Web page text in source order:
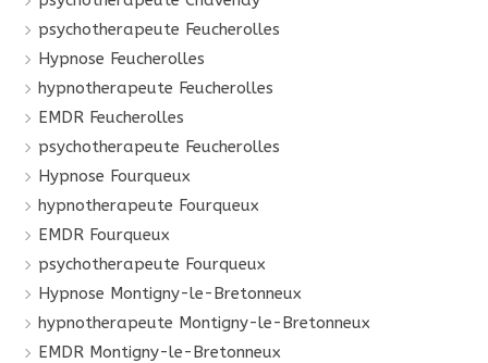
psychotherapeute Feucherolles
Hypnose Feucherolles
hypnotherapeute Feucherolles
EMDR Feucherolles
psychotherapeute Feucherolles
Hypnose Fourqueux
hypnotherapeute Fourqueux
EMDR Fourqueux
psychotherapeute Fourqueux
Hypnose Montigny-le-Bretonneux
hypnotherapeute Montigny-le-Bretonneux
EMDR Montigny-le-Bretonneux